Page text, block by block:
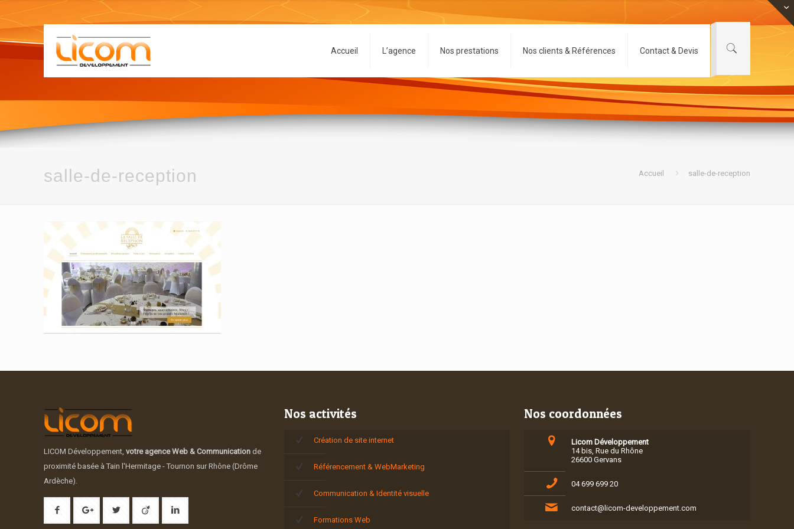
Accueil L’agence Nos prestations Nos clients & Références Contact & Devis
salle-de-reception Accueil salle-de-reception
LICOM Développement,votre agence Web & Communication de
proximité basée à Tain l'Hermitage - Tournon sur Rhône (Drôme
Ardèche).
Nos activités
Création de site internet
Référencement & WebMarketing
Communication & Identité visuelle
Formations Web
Nos coordonnées
Licom Développement
14 bis, Rue du Rhône
26600 Gervans
04 699 699 20
contact@licom-developpement.com